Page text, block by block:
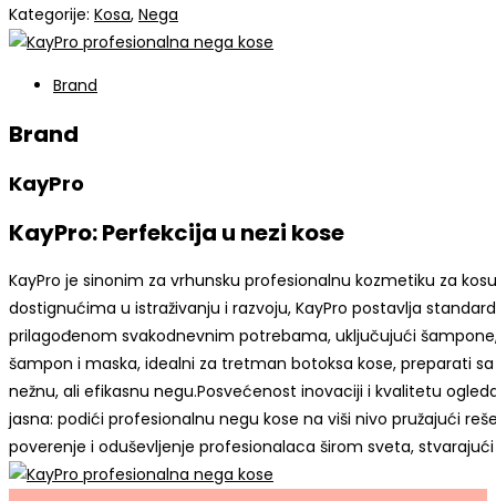
Kategorije: Kosa, Nega
Brand
Brand
KayPro
KayPro: Perfekcija u nezi kose
KayPro je sinonim za vrhunsku profesionalnu kozmetiku za
dostignućima u istraživanju i razvoju, KayPro postavlja
prilagođenom svakodnevnim potrebama, uključujući
šampon i maska, idealni za tretman botoksa kose, preparati
nežnu, ali efikasnu negu.Posvećenost inovaciji i kvalitetu
jasna: podići profesionalnu negu kose na viši nivo pružajući
poverenje i oduševljenje profesionalaca širom sveta,